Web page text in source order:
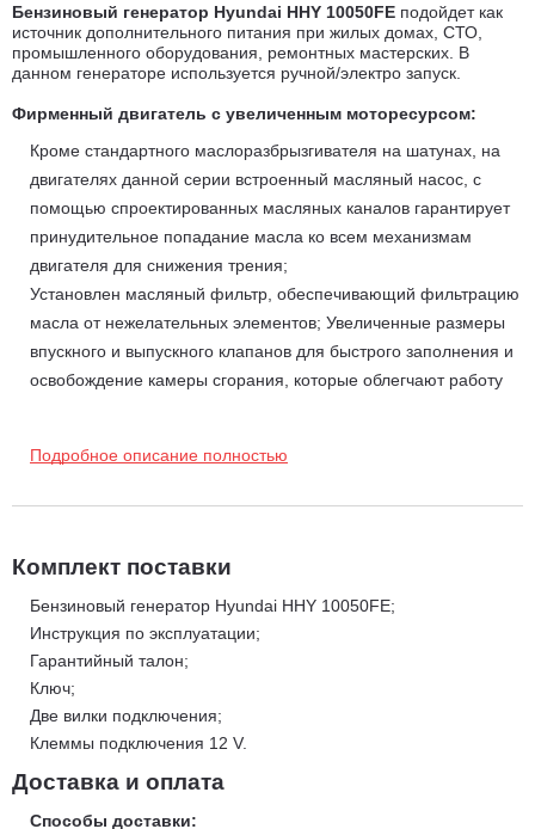
Бензиновый генератор Hyundai HHY 10050FE подойдет как
источник дополнительного питания при жилых домах, СТО,
промышленного оборудования, ремонтных мастерских. В
данном генераторе используется ручной/электро запуск.
Фирменный двигатель с увеличенным моторесурсом:
Кроме стандартного маслоразбрызгивателя на шатунах, на
двигателях данной серии встроенный масляный насос, с
помощью спроектированных масляных каналов гарантирует
принудительное попадание масла ко всем механизмам
двигателя для снижения трения;
Установлен масляный фильтр, обеспечивающий фильтрацию
масла от нежелательных элементов; Увеличенные размеры
впускного и выпускного клапанов для быстрого заполнения и
освобождение камеры сгорания, которые облегчают работу
Уникальная конструкция клапанов и головки двигателя
как шатун, поршень, блок двигателя, головка блока, и др.);
Укреплены и увеличены коромысла клапанов также
гарантируют надежную и долговечную работу двигателя;
Преимущества бензинового генератора Hyundai HHY
10050FE:
Система запуска EASY START - используется автоматически
для облегчения запуска генератора.
Альтернатор - все генераторы Hyundai комплектуются только
Подробное описание полностью
Комплект поставки
Бензиновый генератор Hyundai HHY 10050FE;
Инструкция по эксплуатации;
Гарантийный талон;
Ключ;
Две вилки подключения;
Клеммы подключения 12 V.
Доставка и оплата
Способы доставки: